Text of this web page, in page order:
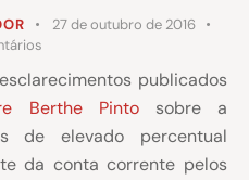
27 de outubro de 2016
publicados
Berthe Pintosobre a
de elevado percentual
da conta corrente pelos